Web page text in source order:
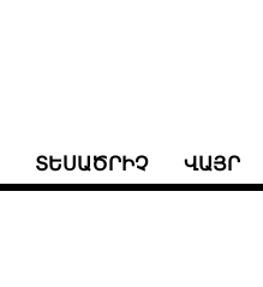
ՏԵՍԱԾՐԻՉ ՎԱՅՐ